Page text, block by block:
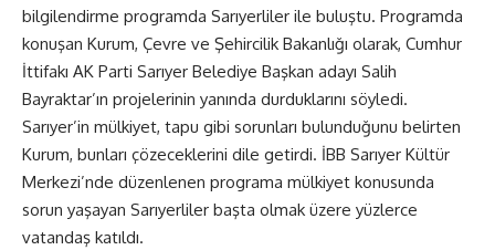
bilgilendirme programda Sarıyerliler ile buluştu. Programda
konuşan Kurum, Çevre ve Şehircilik Bakanlığı olarak, Cumhur
İttifakı AK Parti Sarıyer Belediye Başkan adayı Salih
Bayraktar’ın projelerinin yanında durduklarını söyledi.
Sarıyer’in mülkiyet, tapu gibi sorunları bulunduğunu belirten
Kurum, bunları çözeceklerini dile getirdi. İBB Sarıyer Kültür
Merkezi’nde düzenlenen programa mülkiyet konusunda
sorun yaşayan Sarıyerliler başta olmak üzere yüzlerce
vatandaş katıldı.